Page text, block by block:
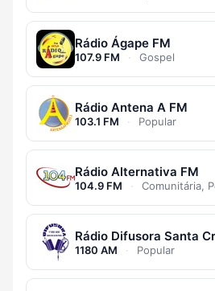
Rádio Ágape FM
107.9 FM · Gospel
Rádio Antena A FM
103.1 FM · Popular
Rádio Alternativa FM
104.9 FM · Comunitária,
Rádio Difusora Santa
1180 AM · Popular